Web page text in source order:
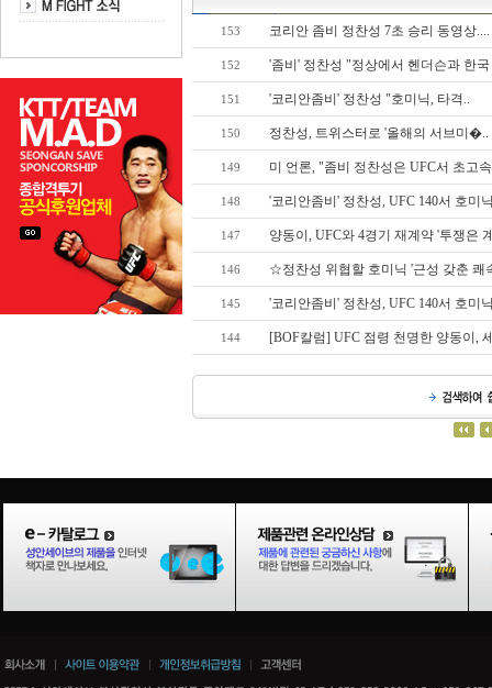
153 코리안 좀비 정찬성 7초 승리 동영상....
152 '좀비' 정찬성 "정상에서 헨더슨과 한
151 '코리안좀비' 정찬성 "호미닉, 타격..
150 정찬성, 트위스터로 '올해의 서브미�..
149 미 언론, "좀비 정찬성은 UFC서 초고
148 '코리안좀비' 정찬성, UFC 140서 호미
147 양동이, UFC와 4경기 재계약 '투쟁은
146 ☆정찬성 위협할 호미닉 '근성 갖춘 쾌
145 '코리안좀비' 정찬성, UFC 140서 호미
144 [BOF칼럼] UFC 점령 천명한 양동이,